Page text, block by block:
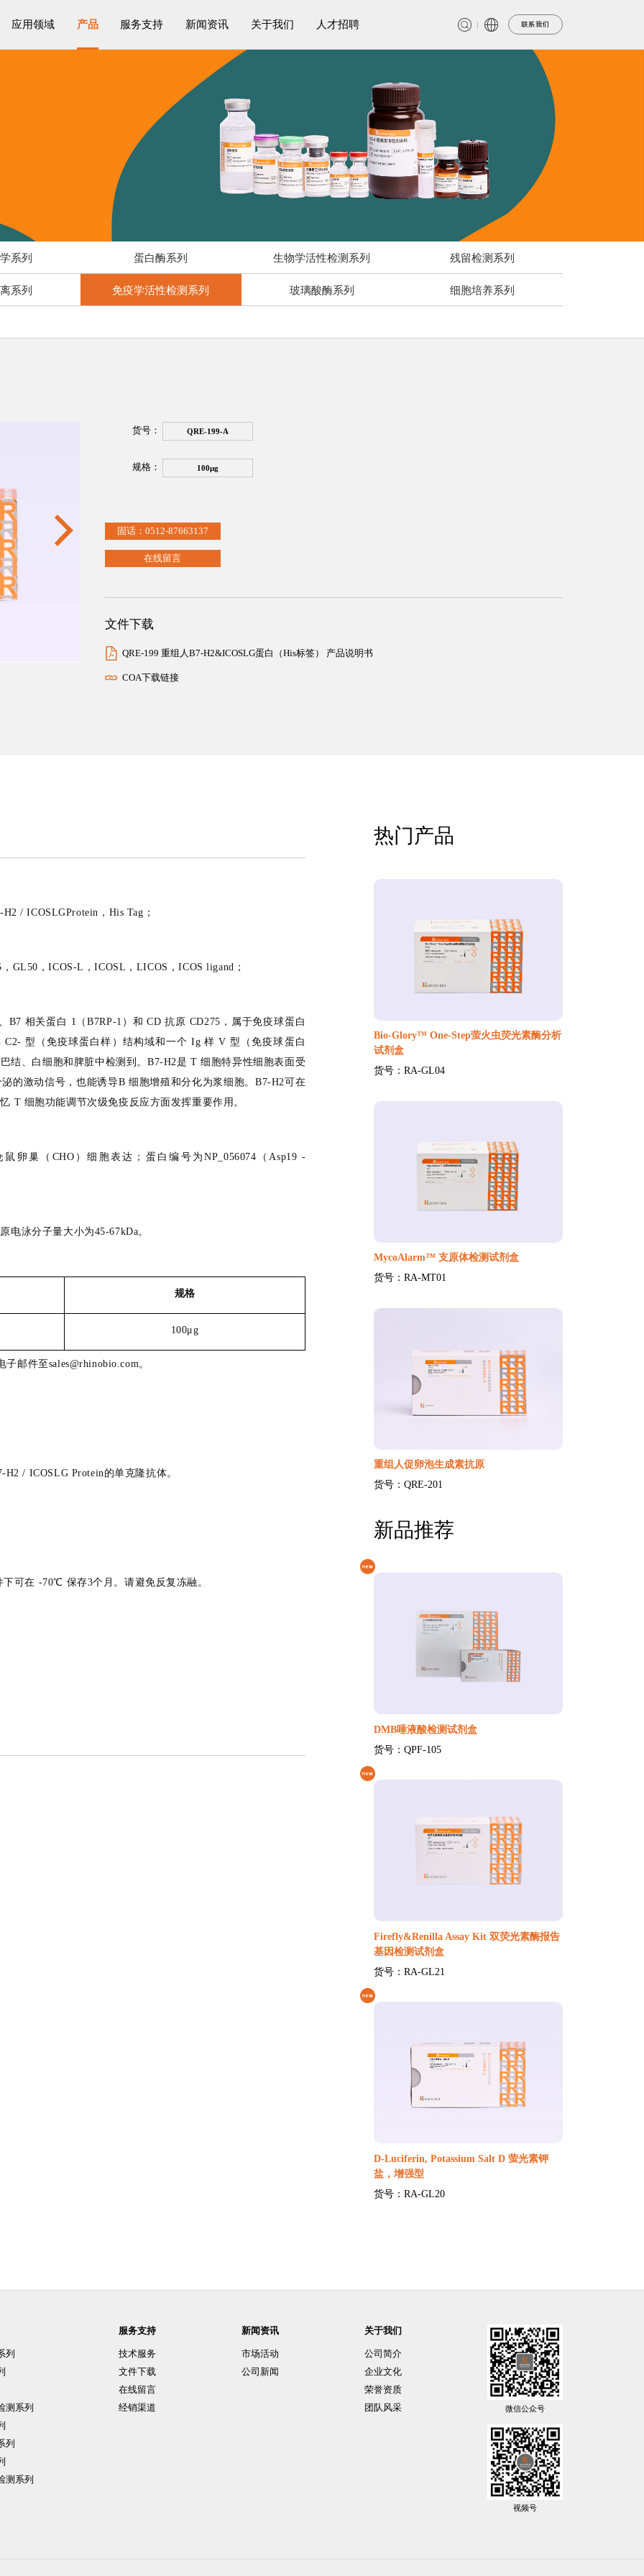
应用领域 产品 服务支持 新闻资讯 关于我们 人才招聘 联系我们
系列 蛋白酶系列 生物学活性检测系列 残留检测系列
系列 免疫学活性检测系列 玻璃酸酶系列 细胞培养系列
货号： QRE-199-A
规格： 100μg
固话：0512-87663137
在线留言
文件下载
QRE-199 重组人B7-H2&ICOSLG蛋白（His标签） 产品说明书
COA下载链接
/ ICOSLGProtein，His Tag；
GL50，ICOS-L，ICOSL，LICOS，ICOS ligand；
B7 相关蛋白 1（B7RP-1）和 CD 抗原 CD275，属于免疫球蛋白
型（免疫球蛋白样）结构域和一个 Ig 样 V 型（免疫球蛋白
结、白细胞和脾脏中检测到。B7-H2是 T 细胞特异性细胞表面受
的激动信号，也能诱导B 细胞增殖和分化为浆细胞。B7-H2可在
T 细胞功能调节次级免疫反应方面发挥重要作用。
鼠卵巢（CHO）细胞表达；蛋白编号为NP_056074（Asp19 -
电泳分子量大小为45-67kDa。
规格
100μg
邮件至sales@rhinobio.com。
/ ICOSLG Protein的单克隆抗体。
可在 -70℃ 保存3个月。请避免反复冻融。
热门产品
Bio-Glory™ One-Step萤火虫荧光素酶分析
试剂盒
货号：RA-GL04
MycoAlarm™ 支原体检测试剂盒
货号：RA-MT01
重组人促卵泡生成素抗原
货号：QRE-201
新品推荐
DMB唾液酸检测试剂盒
货号：QPF-105
Firefly&Renilla Assay Kit 双荧光素酶报告
基因检测试剂盒
货号：RA-GL21
D-Luciferin, Potassium Salt D 萤光素钾
盐，增强型
货号：RA-GL20
列
测系列
列
测系列
服务支持
技术服务
文件下载
在线留言
经销渠道
新闻资讯
市场活动
公司新闻
关于我们
公司简介
企业文化
荣誉资质
团队风采
微信公众号
视频号